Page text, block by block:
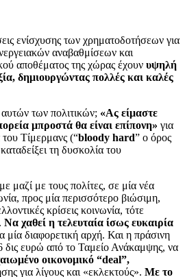
ενίσχυσης των χρηματοδοτήσεων για
αναβαθμίσεων και
αποθέματος της χώρας έχουν υψηλή
δημιουργώντας πολλές και καλές
των πολιτικών; «Ας είμαστε
μπροστά θα είναι επίπονη» για
Τίμερμανς (“bloody hard” ο όρος
τη δυσκολία του
μαζί με τους πολίτες, σε μία νέα
προς μία περισσότερο βιώσιμη,
κρίσεις κοινωνία, τότε
Να χαθεί η τελευταία ίσως ευκαιρία
μία διαφορετική αρχή. Και η πράσινη
δις ευρώ από το Ταμείο Ανάκαμψης, να
οικονομικό “deal”,
για λίγους και «εκλεκτούς». Με το